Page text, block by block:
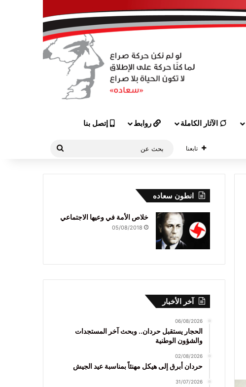
الآثار الكاملة روابط إتصل بنا
تابعنا
انطون سعاده
خلاص الأمة في وعيها الاجتماعي
05/08/2018
آخر الأخبار
06/08/2026
الحجار يستقبل حردان.. وبحث آخر المستجدات
والشؤون الوطنية
02/08/2026
حردان أبرق إلى هيكل مهنئاً بمناسبة عيد الجيش
31/07/2026